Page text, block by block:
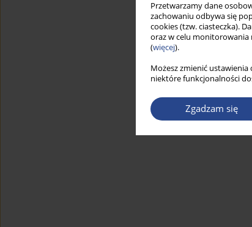
Przetwarzamy dane
zachowaniu odbywa się
cookies (tzw. ciasteczka).
oraz w celu monitorowania
(więcej).
Możesz zmienić
niektóre funkcjonalności
Zgadzam się